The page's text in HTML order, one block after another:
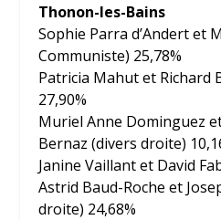
Thonon-les-Bains
Sophie Parra d’Andert et
Communiste) 25,78%
Patricia Mahut et Richard
27,90%
Muriel Anne Dominguez
Bernaz (divers droite)
Janine Vaillant et David
Astrid Baud-Roche et
droite) 24,68%